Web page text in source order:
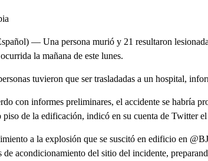
— Una persona murió y 21 resultaron
la mañana de este lunes.
tuvieron que ser trasladadas a un hospital,
con informes preliminares, el accidente se habría
piso de la edificación, indicó en su cuenta de Twitter
a la explosión que se suscitó en edificio en
de acondicionamiento del sitio del incidente,